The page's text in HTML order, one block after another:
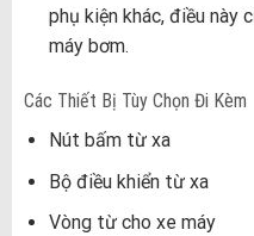
phụ kiện khác, điều này
máy bơm.
Các Thiết Bị Tùy Chọn Đi Kèm
Nút bấm từ xa
Bộ điều khiển từ xa
Vòng từ cho xe máy